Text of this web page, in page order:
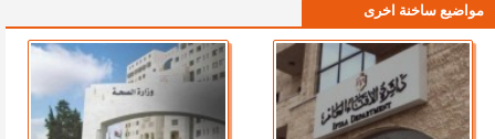
مواضيع ساخنة اخرى